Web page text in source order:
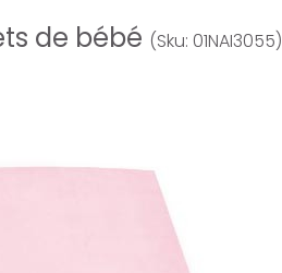
de bébé (Sku: 01NAI3055)